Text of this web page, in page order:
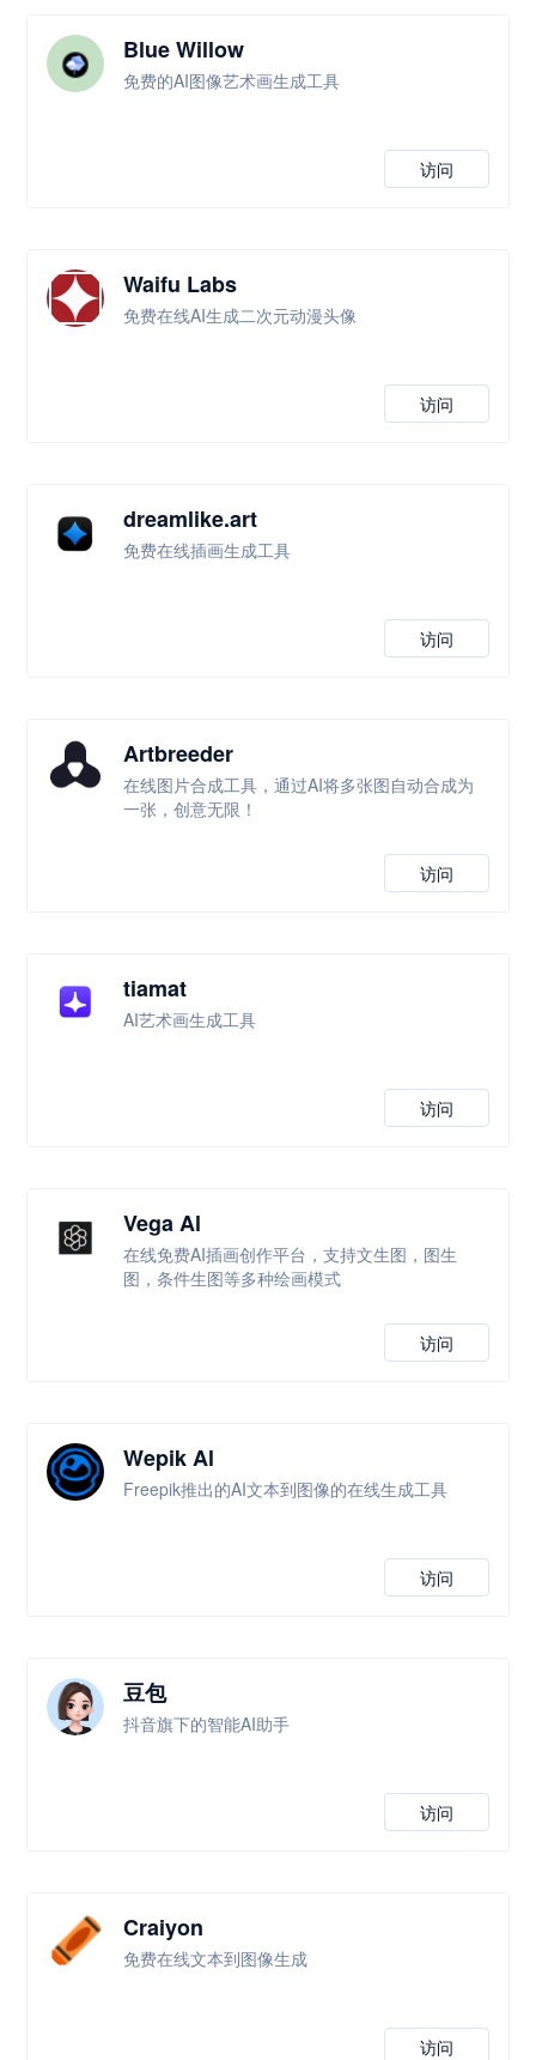
Blue Willow
免费的AI图像艺术画生成工具
访问
Waifu Labs
免费在线AI生成二次元动漫头像
访问
dreamlike.art
免费在线插画生成工具
访问
Artbreeder
在线图片合成工具，通过AI将多张图自动合成为
一张，创意无限！
访问
tiamat
AI艺术画生成工具
访问
Vega Al
在线免费AI插画创作平台，支持文生图，图生
图，条件生图等多种绘画模式
访问
Wepik Al
Freepik推出的AI文本到图像的在线生成工具
访问
豆包
抖音旗下的智能AI助手
访问
Craiyon
免费在线文本到图像生成
访问